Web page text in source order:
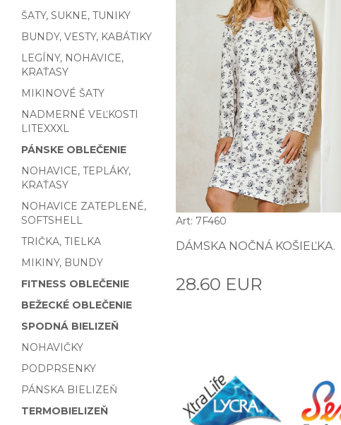
ŠATY, SUKNE, TUNIKY
BUNDY, VESTY, KABÁTIKY
LEGÍNY, NOHAVICE,
KRAŤASY
MIKINOVÉ ŠATY
NADMERNÉ VEĽKOSTI
LITEXXXL
PÁNSKE OBLEČENIE
NOHAVICE, TEPLÁKY,
KRAŤASY
NOHAVICE ZATEPLENÉ,
SOFTSHELL
TRIČKA, TIELKA
MIKINY, BUNDY
FITNESS OBLEČENIE
BEŽECKÉ OBLEČENIE
SPODNÁ BIELIZEŇ
NOHAVIČKY
PODPRSENKY
PÁNSKA BIELIZEŇ
TERMOBIELIZEŇ
Art: 7F460
DÁMSKA NOČNÁ KOŠIEĽKA.
28.60 EUR